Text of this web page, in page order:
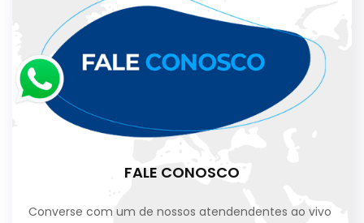
FALE CONOSCO
Converse com um de nossos atendendentes ao vivo